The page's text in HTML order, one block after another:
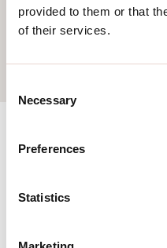
provided to them or that
of their services.
Selection
Necessary
Preferences
Statistics
PENDEL
OPBOUW WAND
RAIL
Aanvullende